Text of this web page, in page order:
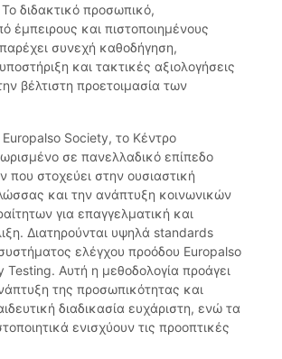
διδακτικό προσωπικό,
έμπειρους και πιστοποιημένους
συνεχή καθοδήγηση,
και τακτικές αξιολογήσεις
βέλτιστη προετοιμασία των
Society, το Κέντρο
σε πανελλαδικό επίπεδο
στοχεύει στην ουσιαστική
και την ανάπτυξη κοινωνικών
για επαγγελματική και
Διατηρούνται υψηλά standards
ελέγχου προόδου Europalso
Αυτή η μεθοδολογία προάγει
της προσωπικότητας και
διαδικασία ευχάριστη, ενώ τα
ενισχύουν τις προοπτικές